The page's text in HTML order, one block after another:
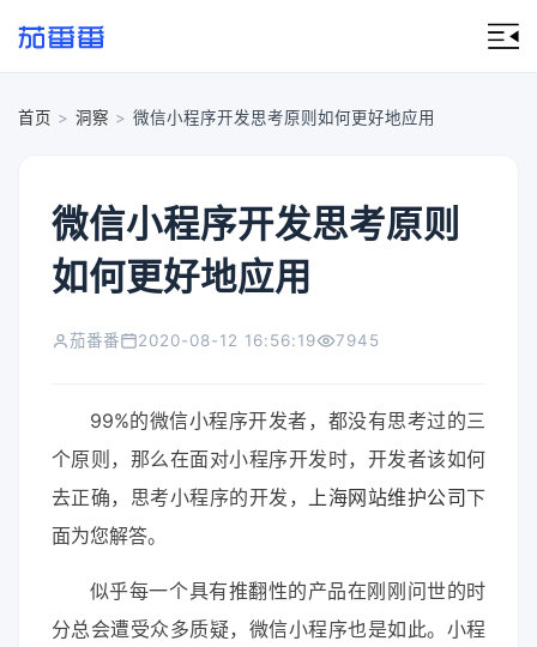
首页 > 洞察 > 微信小程序开发思考原则如何更好地应用
微信小程序开发思考原则
如何更好地应用
茄番番 2020-08-12 16:56:19 7945
99%的微信小程序开发者，都没有思考过的三
个原则，那么在面对小程序开发时，开发者该如何
去正确，思考小程序的开发， 上海网站维护公司 下
面为您解答。
似乎每一个具有推翻性的产品在刚刚问世的时
分总会遭受众多质疑，微信小程序也是如此。小程